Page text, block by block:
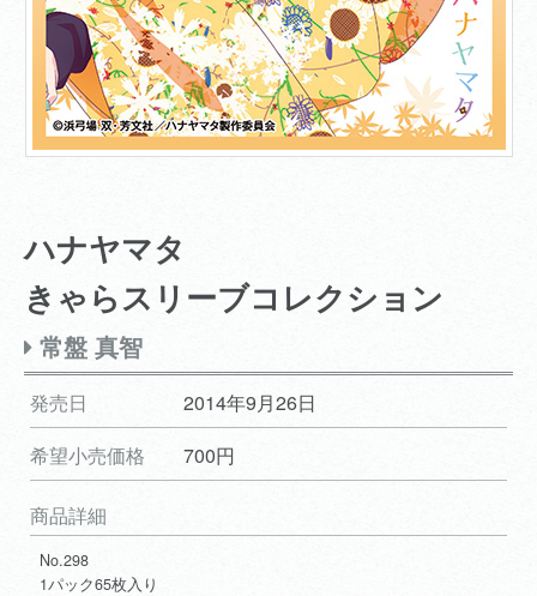
ハナヤマタ
きゃらスリーブコレクション
常盤 真智
発売日
2014年9月26日
希望小売価格
700円
商品詳細
No.298
1パック65枚入り